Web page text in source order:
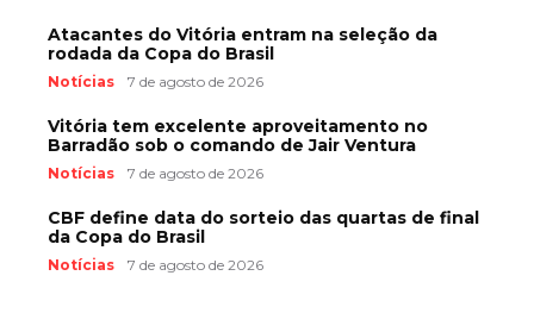
Atacantes do Vitória entram na seleção da
rodada da Copa do Brasil
Notícias 7 de agosto de 2026
Vitória tem excelente aproveitamento no
Barradão sob o comando de Jair Ventura
Notícias 7 de agosto de 2026
CBF define data do sorteio das quartas de final
da Copa do Brasil
Notícias 7 de agosto de 2026